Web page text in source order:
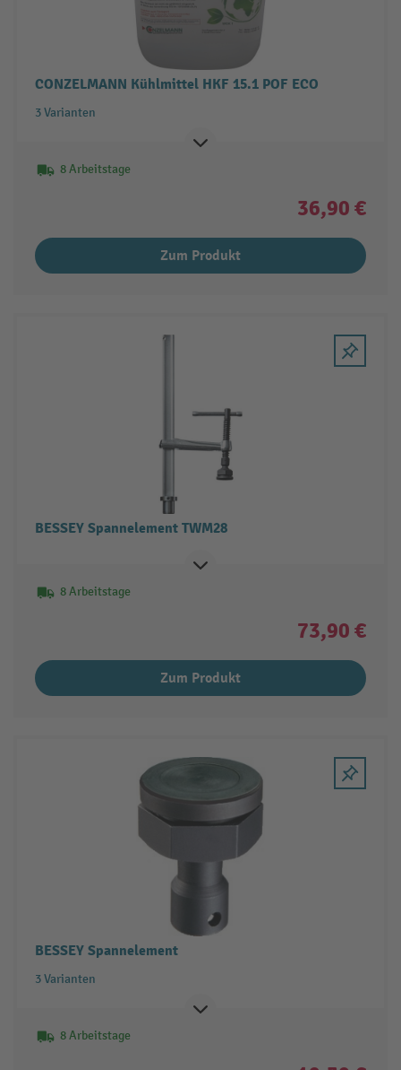
CONZELMANN Kühlmittel HKF 15.1 POF ECO
3 Varianten
8 Arbeitstage
36,90 €
Zum Produkt
BESSEY Spannelement TWM28
8 Arbeitstage
73,90 €
Zum Produkt
BESSEY Spannelement
3 Varianten
8 Arbeitstage